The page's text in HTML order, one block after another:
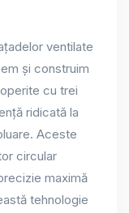
ventilate
și construim
cu trei
ridicată la
Aceste
circular
maximă
tehnologie